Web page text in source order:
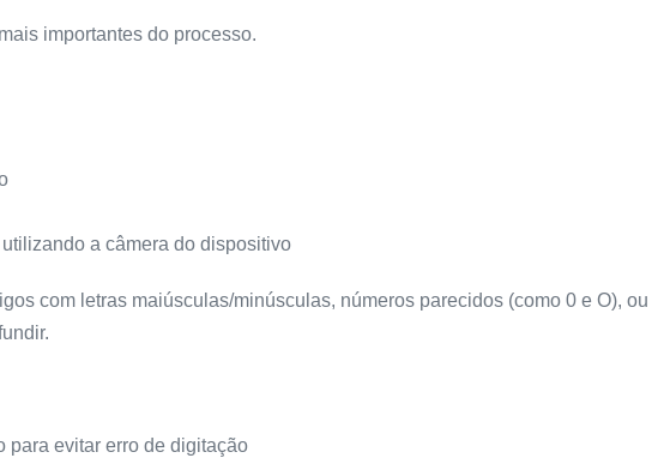
importantes do processo.
a câmera do dispositivo
com letras maiúsculas/minúsculas, números parecidos (como 0 e O), ou
para evitar erro de digitação